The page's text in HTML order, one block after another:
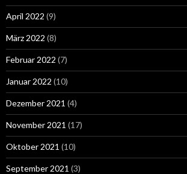
April 2022 (9)
März 2022 (8)
Februar 2022 (7)
Januar 2022 (10)
Dezember 2021 (4)
November 2021 (17)
Oktober 2021 (10)
September 2021 (3)